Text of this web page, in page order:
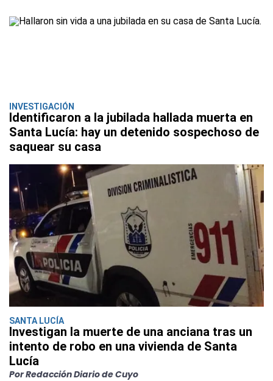
INVESTIGACIÓN
Identificaron a la jubilada hallada muerta en
Santa Lucía: hay un detenido sospechoso de
saquear su casa
SANTA LUCÍA
Investigan la muerte de una anciana tras un
intento de robo en una vivienda de Santa
Lucía
Por Redacción Diario de Cuyo